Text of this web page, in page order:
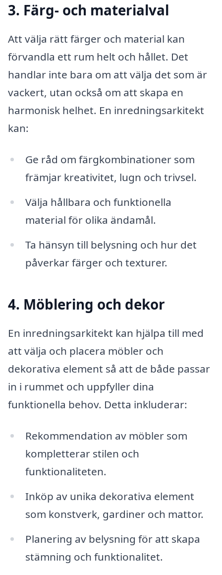
3. Färg- och materialval
Att välja rätt färger och material kan
förvandla ett rum helt och hållet. Det
handlar inte bara om att välja det som är
vackert, utan också om att skapa en
harmonisk helhet. En inredningsarkitekt
kan:
Ge råd om färgkombinationer som
främjar kreativitet, lugn och trivsel.
Välja hållbara och funktionella
material för olika ändamål.
Ta hänsyn till belysning och hur det
påverkar färger och texturer.
4. Möblering och dekor
En inredningsarkitekt kan hjälpa till med
att välja och placera möbler och
dekorativa element så att de både passar
in i rummet och uppfyller dina
funktionella behov. Detta inkluderar:
Rekommendation av möbler som
kompletterar stilen och
funktionaliteten.
Inköp av unika dekorativa element
som konstverk, gardiner och mattor.
Planering av belysning för att skapa
stämning och funktionalitet.